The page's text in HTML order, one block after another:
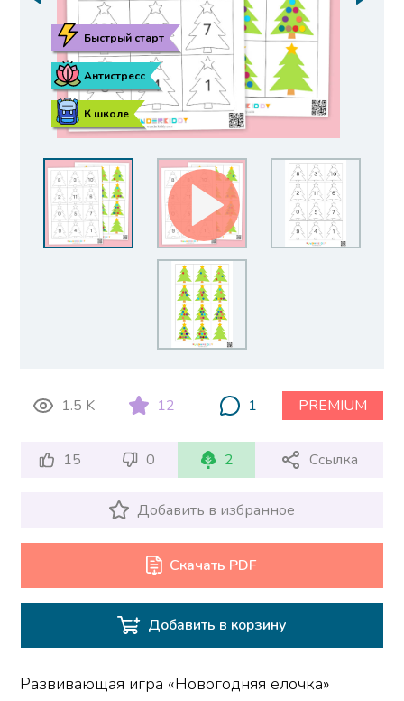
К школе
Антистресс
Быстрый старт
1.5 K 12 1 PREMIUM
15 0 2 Ссылка
Добавить в избранное
Скачать PDF
Добавить в корзину
Развивающая игра «Новогодняя елочка»